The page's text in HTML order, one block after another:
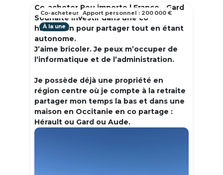
Co-acheter Peu importe | France - Gard
Souhaite investir dans une co
habitation pour partager tout en étant
autonome.
J’aime bricoler. Je peux m’occuper de
l’informatique et de l’administration.
Je possède déjà une propriété en
région centre où je compte à la retraite
partager mon temps la bas et dans une
maison en Occitanie en co partage :
Hérault ou Gard ou Aude.
À la une
Co-acheteur Apport personnel : 200 000 €